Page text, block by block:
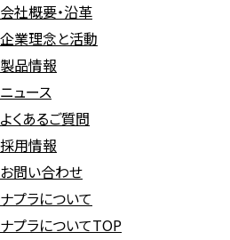
会社概要・沿革
企業理念と活動
製品情報
ニュース
よくあるご質問
採用情報
お問い合わせ
ナプラについて
ナプラについてTOP